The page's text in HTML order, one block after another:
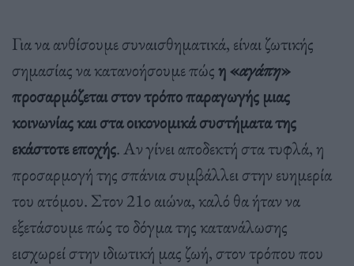
Για να ανθίσουμε συναισθηματικά, είναι ζωτικής
σημασίας να κατανοήσουμε πώςη «αγάπη»
προσαρμόζεται στον τρόπο παραγωγής μιας
κοινωνίας και στα οικονομικά συστήματα της
εκάστοτε εποχής. Αν γίνει αποδεκτή στα τυφλά, η
προσαρμογή της σπάνια συμβάλλει στην ευημερία
του ατόμου. Στον 21ο αιώνα, καλό θα ήταν να
εξετάσουμε πώς το δόγμα της κατανάλωσης
εισχωρεί στην ιδιωτική μας ζωή, στον τρόπου που